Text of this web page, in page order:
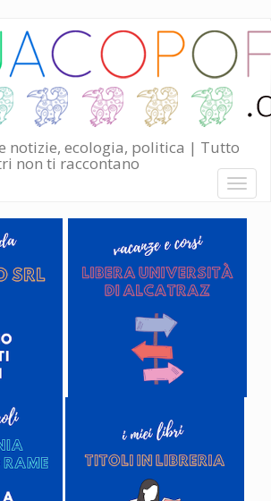
notizie, ecologia, politica | Tutto
non ti raccontano
Toggle